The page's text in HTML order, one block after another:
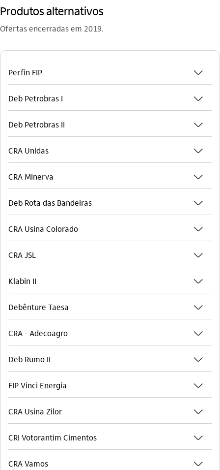
Produtos alternativos
Ofertas encerradas em 2019.
Perfin FIP seta_baixo
Deb Petrobras I seta_baixo
Deb Petrobras II seta_baixo
CRA Unidas seta_baixo
CRA Minerva seta_baixo
Deb Rota das Bandeiras seta_baixo
CRA Usina Colorado seta_baixo
CRA JSL seta_baixo
Klabin II seta_baixo
Debênture Taesa seta_baixo
CRA - Adecoagro seta_baixo
Deb Rumo II seta_baixo
FIP Vinci Energia seta_baixo
CRA Usina Zilor seta_baixo
CRI Votorantim Cimentos seta_baixo
CRA Vamos seta_baixo